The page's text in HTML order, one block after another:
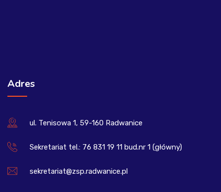
Adres
ul. Tenisowa 1, 59-160 Radwanice
Sekretariat tel.: 76 831 19 11 bud.nr 1 (główny)
sekretariat@zsp.radwanice.pl